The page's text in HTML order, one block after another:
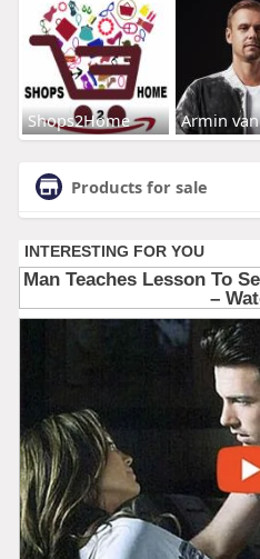
Shops2Home Armin van
Products for sale